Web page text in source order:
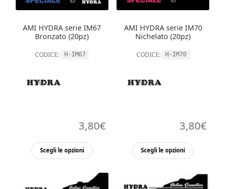
scelte
pagina
pagina
AMI HYDRA serie IM67
Bronzato (20pz)
CODICE: H-IM67
3,80€
Scegli le opzioni
Questo
ha
più
AMI HYDRA serie IM70
Nichelato (20pz)
CODICE: H-IM70
3,80€
Scegli le opzioni
Questo
ha
più